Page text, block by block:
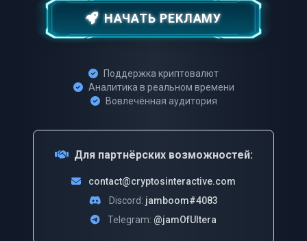
НАЧАТЬ РЕКЛАМУ
Поддержка криптовалют
Аналитика в реальном времени
Вовлечённая аудитория
Для партнёрских возможностей:
contact@cryptosinteractive.com
Discord: jamboom#4083
Telegram: @jamOfUltera